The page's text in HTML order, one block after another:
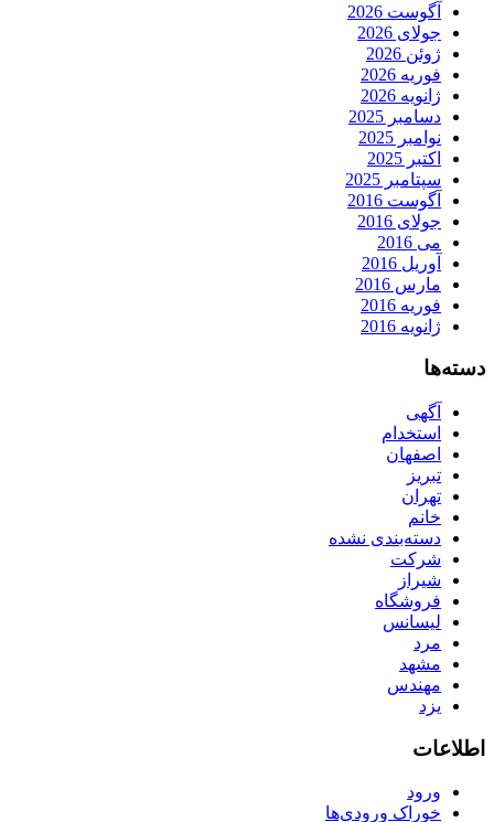
آگوست 2026
جولای 2026
ژوئن 2026
فوریه 2026
ژانویه 2026
دسامبر 2025
نوامبر 2025
اکتبر 2025
سپتامبر 2025
آگوست 2016
جولای 2016
می 2016
آوریل 2016
مارس 2016
فوریه 2016
ژانویه 2016
دسته‌ها
آگهی
استخدام
اصفهان
تبریز
تهران
خانم
دسته‌بندی نشده
شرکت
شیراز
فروشگاه
لیسانس
مرد
مشهد
مهندس
یزد
اطلاعات
ورود
خوراک ورودی‌ها